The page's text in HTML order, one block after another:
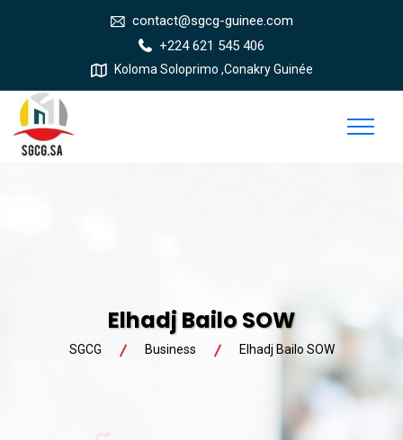
contact@sgcg-guinee.com
+224 621 545 406
Koloma Soloprimo ,Conakry Guinée
Elhadj Bailo SOW
SGCG Business Elhadj Bailo SOW